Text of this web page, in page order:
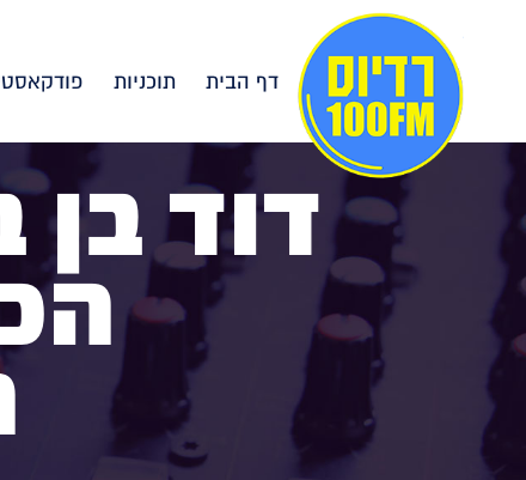
דף הבית תוכניות
דוד